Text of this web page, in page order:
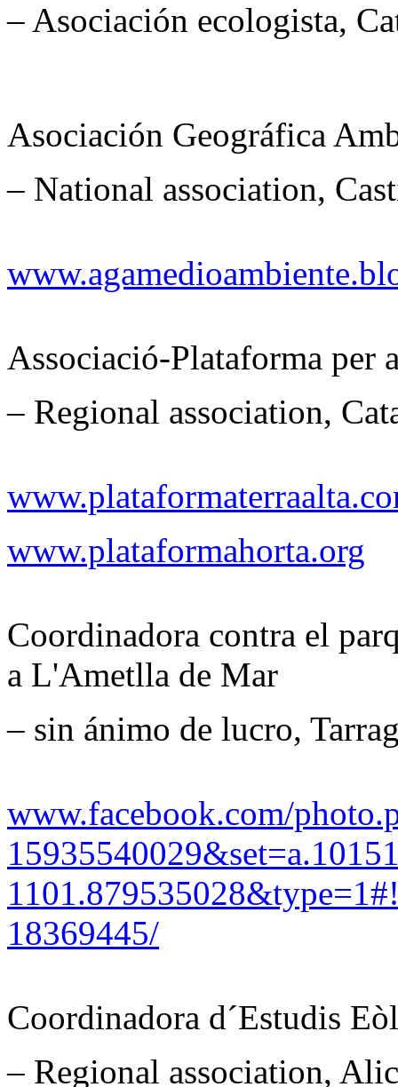
– Asociación ecologista,
Asociación Geográfica
– National association,
Associació-Plataforma per
– Regional association,
www.plataformahorta.org
Coordinadora contra el
a L'Ametlla de Mar
– sin ánimo de lucro,
www.facebook.com/
18369445/
Coordinadora d´Estudis
– Regional association,